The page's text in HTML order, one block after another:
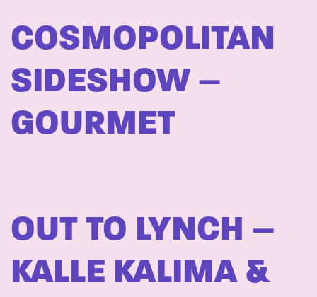
COSMOPOLITAN
SIDESHOW –
GOURMET
OUT TO LYNCH –
KALLE KALIMA &